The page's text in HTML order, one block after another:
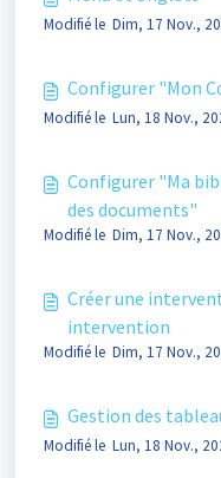
Modifié le Dim, 17 Nov.,
Configurer "Mon
Modifié le Lun, 18 Nov.,
Configurer "Ma
des documents"
Modifié le Dim, 17 Nov.,
Créer une
intervention
Modifié le Dim, 17 Nov.,
Gestion des
Modifié le Lun, 18 Nov.,